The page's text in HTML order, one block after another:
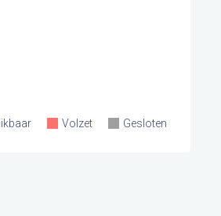
Volzet Gesloten